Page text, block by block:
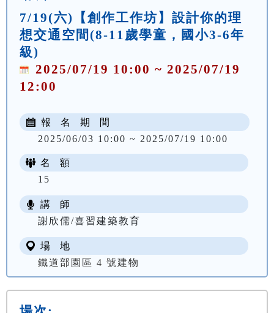
7/19(六)【創作工作坊】設計你的理
想交通空間(8-11歲學童，國小3-6年
級)
2025/07/19 10:00 ~ 2025/07/19
12:00
報 名 期 間
2025/06/03 10:00 ~ 2025/07/19 10:00
名 額
15
講 師
謝欣儒/喜習建築教育
場 地
鐵道部園區 4 號建物